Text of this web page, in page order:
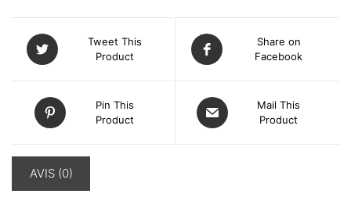
Tweet This
Product
Share on
Facebook
Pin This
Product
Mail This
Product
AVIS (0)